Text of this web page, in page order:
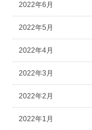
2022年6月
2022年5月
2022年4月
2022年3月
2022年2月
2022年1月